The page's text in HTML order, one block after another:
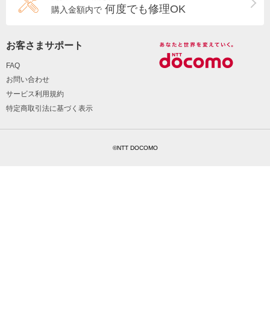
購入金額内で 何度でも修理OK
お客さまサポート
FAQ
お問い合わせ
サービス利用規約
特定商取引法に基づく表示
©NTT DOCOMO